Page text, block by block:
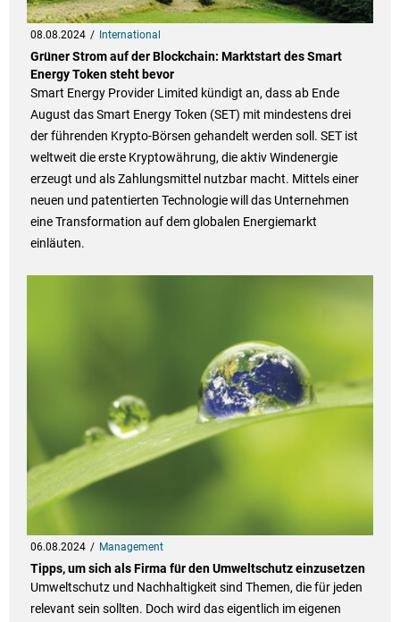
08.08.2024 International
Grüner Strom auf der Blockchain: Marktstart des Smart
Energy Token steht bevor
Smart Energy Provider Limited kündigt an, dass ab Ende
August das Smart Energy Token (SET) mit mindestens drei
der führenden Krypto-Börsen gehandelt werden soll. SET ist
weltweit die erste Kryptowährung, die aktiv Windenergie
erzeugt und als Zahlungsmittel nutzbar macht. Mittels einer
neuen und patentierten Technologie will das Unternehmen
eine Transformation auf dem globalen Energiemarkt
einläuten.
06.08.2024 Management
Tipps, um sich als Firma für den Umweltschutz einzusetzen
Umweltschutz und Nachhaltigkeit sind Themen, die für jeden
relevant sein sollten. Doch wird das eigentlich im eigenen